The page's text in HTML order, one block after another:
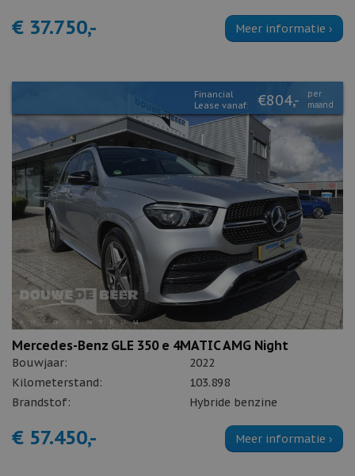
€ 37.750,- Meer informatie ›
Financial
Lease vanaf:
€804,-
per
maand
Mercedes-Benz GLE 350 e 4MATIC AMG Night
Bouwjaar:
2022
Kilometerstand:
103.898
Brandstof:
Hybride benzine
€ 57.450,- Meer informatie ›